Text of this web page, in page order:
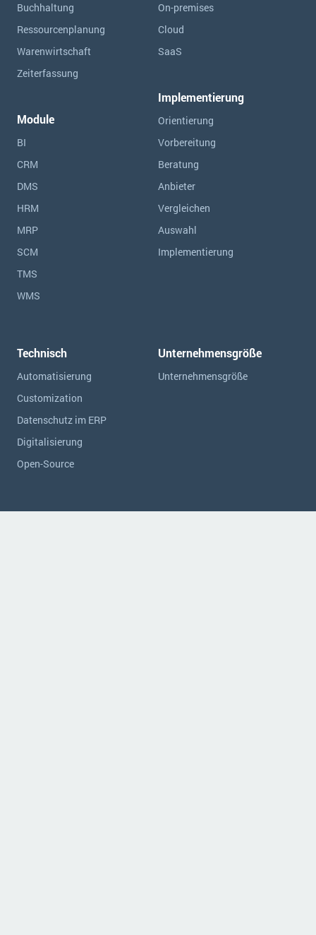
Buchhaltung
Ressourcen­planung
Warenwirtschaft
Zeiterfassung
Module
BI
CRM
DMS
HRM
MRP
SCM
TMS
WMS
On-premises
Cloud
SaaS
Implementierung
Orientierung
Vorbereitung
Beratung
Anbieter
Vergleichen
Auswahl
Implementierung
Technisch
Automatisierung
Customization
Datenschutz im ERP
Digitalisierung
Open-Source
Unternehmensgröße
Unternehmensgröße